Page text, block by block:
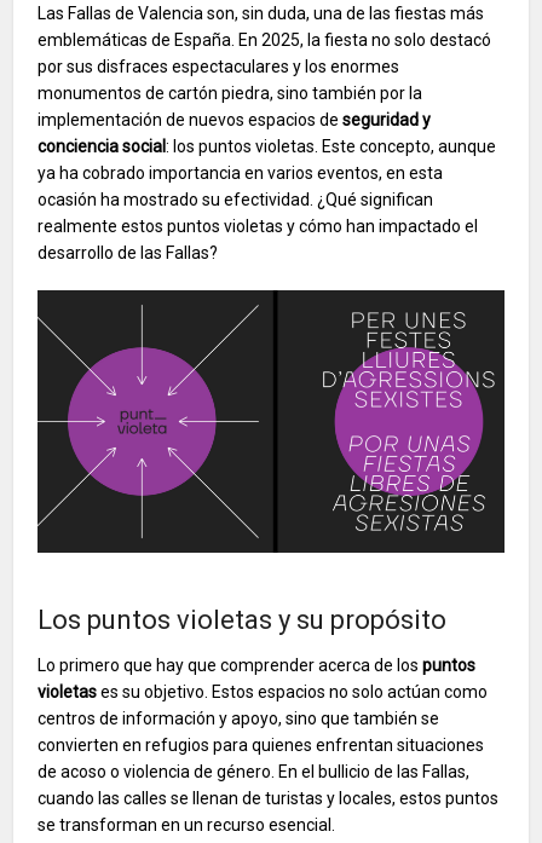
Las Fallas de Valencia son, sin duda, una de las fiestas más
emblemáticas de España. En 2025, la fiesta no solo destacó
por sus disfraces espectaculares y los enormes
monumentos de cartón piedra, sino también por la
implementación de nuevos espacios deseguridad y
conciencia social: los puntos violetas. Este concepto, aunque
ya ha cobrado importancia en varios eventos, en esta
ocasión ha mostrado su efectividad. ¿Qué significan
realmente estos puntos violetas y cómo han impactado el
desarrollo de las Fallas?
Los puntos violetas y su propósito
Lo primero que hay que comprender acerca de lospuntos
violetases su objetivo. Estos espacios no solo actúan como
centros de información y apoyo, sino que también se
convierten en refugios para quienes enfrentan situaciones
de acoso o violencia de género. En el bullicio de las Fallas,
cuando las calles se llenan de turistas y locales, estos puntos
se transforman en un recurso esencial.